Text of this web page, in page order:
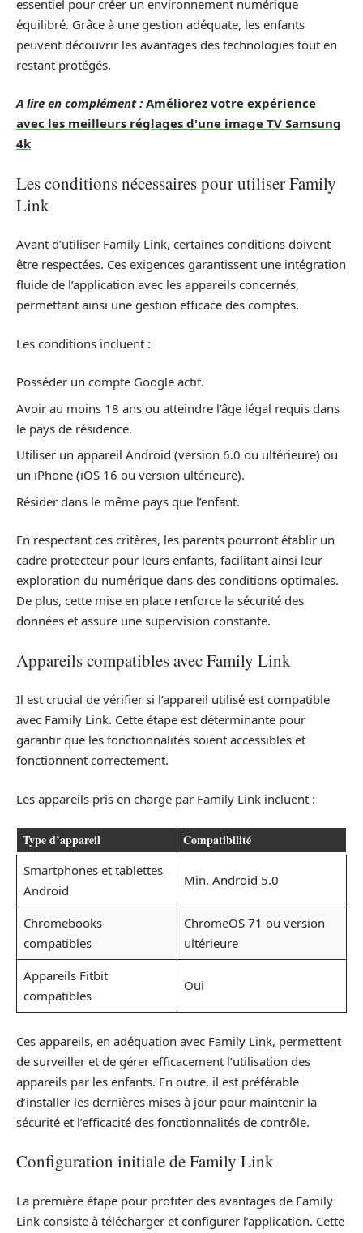
essentiel pour créer un environnement numérique
équilibré. Grâce à une gestion adéquate, les enfants
peuvent découvrir les avantages des technologies tout en
restant protégés.
A lire en complément : Améliorez votre expérience
avec les meilleurs réglages d'une image TV Samsung
4k
Les conditions nécessaires pour utiliser Family
Link
Avant d’utiliser Family Link, certaines conditions doivent
être respectées. Ces exigences garantissent une intégration
fluide de l’application avec les appareils concernés,
permettant ainsi une gestion efficace des comptes.
Les conditions incluent :
Posséder un compte Google actif.
Avoir au moins 18 ans ou atteindre l’âge légal requis dans
le pays de résidence.
Utiliser un appareil Android (version 6.0 ou ultérieure) ou
un iPhone (iOS 16 ou version ultérieure).
Résider dans le même pays que l’enfant.
En respectant ces critères, les parents pourront établir un
cadre protecteur pour leurs enfants, facilitant ainsi leur
exploration du numérique dans des conditions optimales.
De plus, cette mise en place renforce la sécurité des
données et assure une supervision constante.
Appareils compatibles avec Family Link
Il est crucial de vérifier si l’appareil utilisé est compatible
avec Family Link. Cette étape est déterminante pour
garantir que les fonctionnalités soient accessibles et
fonctionnent correctement.
Les appareils pris en charge par Family Link incluent :
Type d’appareil Compatibilité
Smartphones et tablettes
Android
Min. Android 5.0
Chromebooks
compatibles
ChromeOS 71 ou version
ultérieure
Appareils Fitbit
compatibles
Oui
Ces appareils, en adéquation avec Family Link, permettent
de surveiller et de gérer efficacement l’utilisation des
appareils par les enfants. En outre, il est préférable
d’installer les dernières mises à jour pour maintenir la
sécurité et l’efficacité des fonctionnalités de contrôle.
Configuration initiale de Family Link
La première étape pour profiter des avantages de Family
Link consiste à télécharger et configurer l’application. Cette